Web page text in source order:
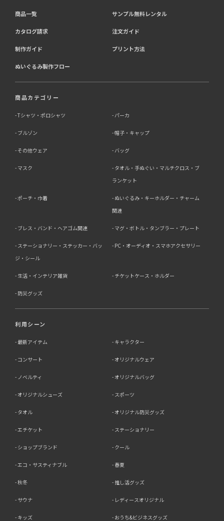
商品一覧 サンプル無料レンタル
カタログ請求 注文ガイド
制作ガイド プリント方法
ぬいぐるみ製作フロー
商品カテゴリー
Tシャツ・ポロシャツ パーカ
ブルゾン 帽子・キャップ
その他ウェア バッグ
マスク
タオル・手ぬぐい・マルチクロス・ブ
ランケット
ポーチ・巾着
ぬいぐるみ・キーホルダー・チャーム
関連
ブレス・バンド・ヘアゴム関連 マグ・ボトル・タンブラー・プレート
ステーショナリー・ステッカー・バッ
ジ・シール
PC・オーディオ・スマホアクセサリー
生活・インテリア雑貨 チケットケース・ホルダー
防災グッズ
利用シーン
最新アイテム キャラクター
コンサート オリジナルウェア
ノベルティ オリジナルバッグ
オリジナルシューズ スポーツ
タオル オリジナル防災グッズ
エチケット ステーショナリー
ショップブランド クール
エコ・サスティナブル 春夏
秋冬 推し活グッズ
サウナ レディースオリジナル
キッズ おうち&ビジネスグッズ